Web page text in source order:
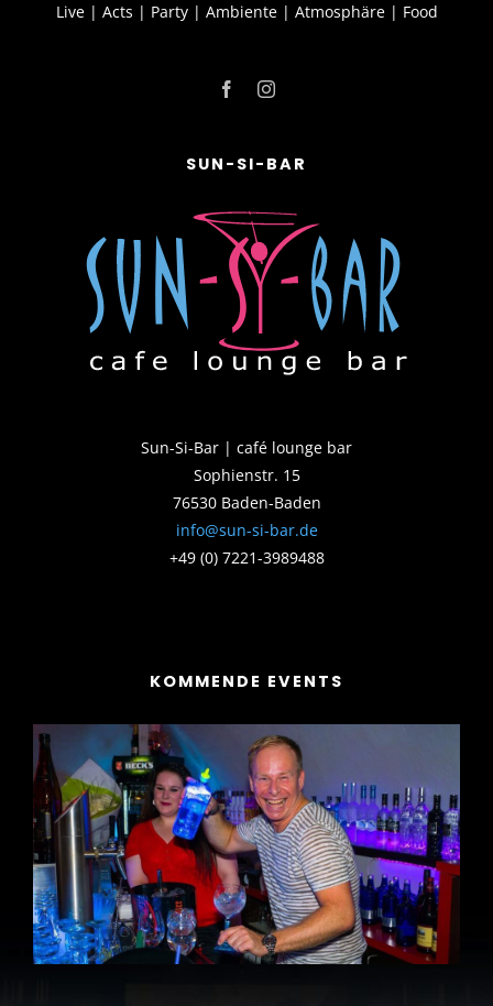
Live | Acts | Party | Ambiente | Atmosphäre | Food
SUN-SI-BAR
Sun-Si-Bar | café lounge bar
Sophienstr. 15
76530 Baden-Baden
info@sun-si-bar.de
+49 (0) 7221-3989488
KOMMENDE EVENTS